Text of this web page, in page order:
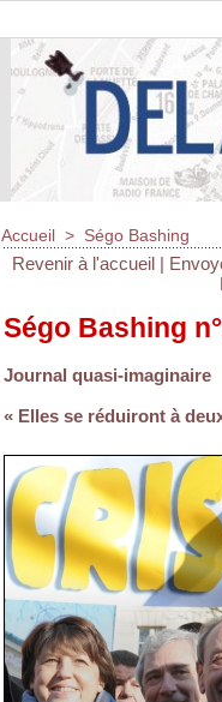
Accueil > Ségo Bashing
Revenir à l'accueil |
Ségo Bashing
Journal quasi-imaginaire
« Elles se réduiront à